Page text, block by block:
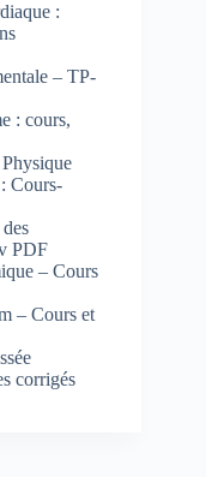
:
– TP-
: cours,
Physique
Cours-
PDF
– Cours
– Cours et
corrigés